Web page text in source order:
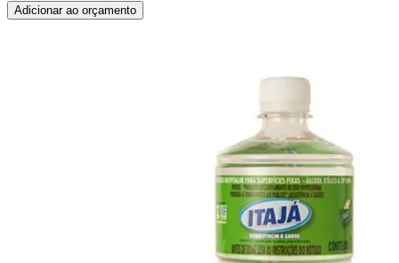
Adicionar ao orçamento